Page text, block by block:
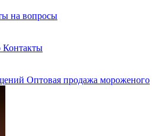
на вопросы
Контакты
Оптовая продажа мороженого